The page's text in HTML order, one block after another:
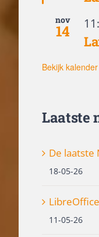
nov
14
Bekijk kalender
Laatste
De laatste
18-05-26
11-05-26